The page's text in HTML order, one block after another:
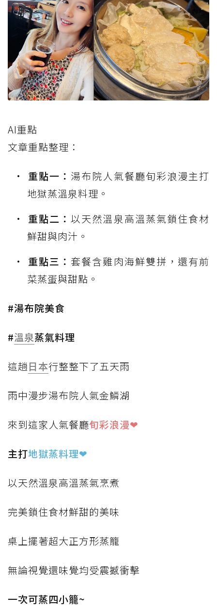
AI重點
文章重點整理：
重點一： 湯布院人氣餐廳旬彩浪漫主打
地獄蒸溫泉料理。
重點二：以天然溫泉高溫蒸氣鎖住食材
鮮甜與肉汁。
重點三： 套餐含雞肉海鮮雙拼，還有前
菜蒸蛋與甜點。
#湯布院美食
#溫泉蒸氣料理
這趟日本行整整下了五天雨
雨中漫步湯布院人氣金鱗湖
來到這家人氣餐廳旬彩浪漫❤
主打地獄蒸料理❤
以天然溫泉高溫蒸氣烹煮
完美鎖住食材鮮甜的美味
桌上擺著超大正方形蒸籠
無論視覺還味覺均受震撼衝擊
一次可蒸四小籠~